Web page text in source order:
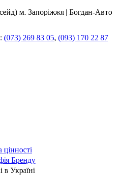
(073) 269 83 05, (093) 170 22 87
цінності
Бренду
в Україні